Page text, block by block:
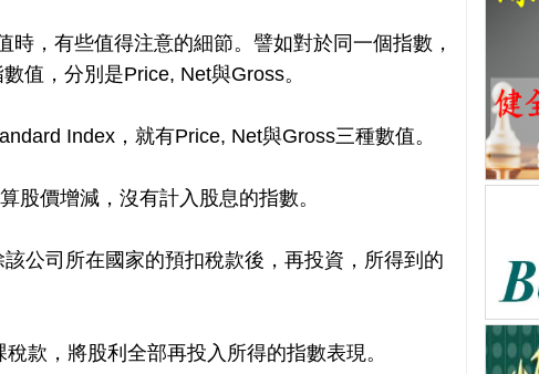
時，有些值得注意的細節。譬如對於同一個指數，
值，分別是Price, Net與Gross。
Index，就有Price, Net與Gross三種數值。
股價增減，沒有計入股息的指數。
公司所在國家的預扣稅款後，再投資，所得到的
款，將股利全部再投入所得的指數表現。